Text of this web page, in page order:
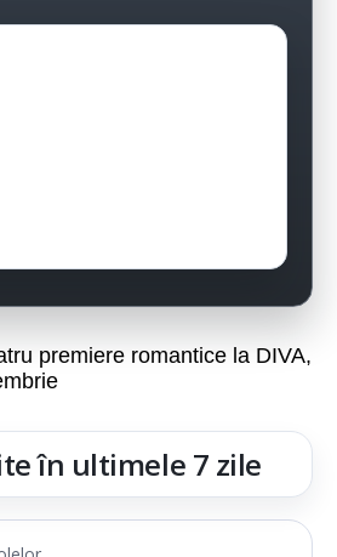
premiere romantice la DIVA,
în ultimele 7 zile